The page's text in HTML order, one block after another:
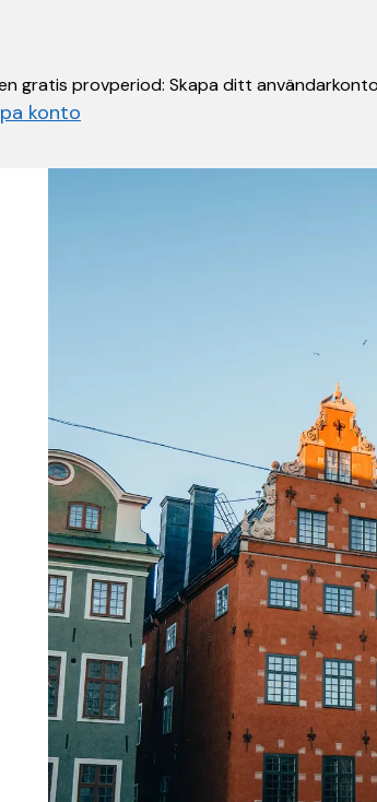
gratis provperiod: Skapa ditt
konto